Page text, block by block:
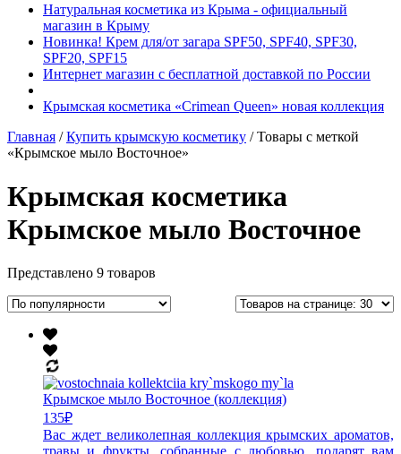
Натуральная косметика из Крыма - официальный
магазин в Крыму
Новинка! Крем для/от загара SPF50, SPF40, SPF30,
SPF20, SPF15
Интернет магазин с бесплатной доставкой по России
Крымская косметика «Crimean Queen» новая коллекция
Главная /Купить крымскую косметику / Товары с меткой
«Крымское мыло Восточное»
Крымская косметика
Крымское мыло Восточное
Представлено 9 товаров
Крымское мыло Восточное (коллекция)
135₽
Вас ждет великолепная коллекция крымских ароматов,